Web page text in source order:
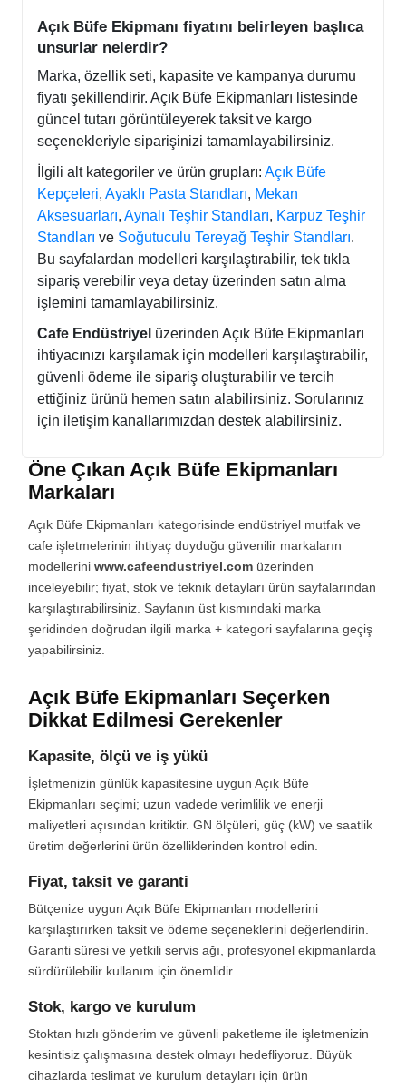
Açık Büfe Ekipmanı fiyatını belirleyen başlıca
unsurlar nelerdir?
Marka, özellik seti, kapasite ve kampanya durumu
fiyatı şekillendirir. Açık Büfe Ekipmanları listesinde
güncel tutarı görüntüleyerek taksit ve kargo
seçenekleriyle siparişinizi tamamlayabilirsiniz.
İlgili alt kategoriler ve ürün grupları: Açık Büfe
Kepçeleri, Ayaklı Pasta Standları, Mekan
Aksesuarları, Aynalı Teşhir Standları, Karpuz Teşhir
Standları ve Soğutuculu Tereyağ Teşhir Standları.
Bu sayfalardan modelleri karşılaştırabilir, tek tıkla
sipariş verebilir veya detay üzerinden satın alma
işlemini tamamlayabilirsiniz.
Cafe Endüstriyel üzerinden Açık Büfe Ekipmanları
ihtiyacınızı karşılamak için modelleri karşılaştırabilir,
güvenli ödeme ile sipariş oluşturabilir ve tercih
ettiğiniz ürünü hemen satın alabilirsiniz. Sorularınız
için iletişim kanallarımızdan destek alabilirsiniz.
Öne Çıkan Açık Büfe Ekipmanları
Markaları
Açık Büfe Ekipmanları kategorisinde endüstriyel mutfak ve
cafe işletmelerinin ihtiyaç duyduğu güvenilir markaların
modellerini www.cafeendustriyel.comüzerinden
inceleyebilir; fiyat, stok ve teknik detayları ürün sayfalarından
karşılaştırabilirsiniz. Sayfanın üst kısmındaki marka
şeridinden doğrudan ilgili marka + kategori sayfalarına geçiş
yapabilirsiniz.
Açık Büfe Ekipmanları Seçerken
Dikkat Edilmesi Gerekenler
Kapasite, ölçü ve iş yükü
İşletmenizin günlük kapasitesine uygun Açık Büfe
Ekipmanları seçimi; uzun vadede verimlilik ve enerji
maliyetleri açısından kritiktir. GN ölçüleri, güç (kW) ve saatlik
üretim değerlerini ürün özelliklerinden kontrol edin.
Fiyat, taksit ve garanti
Bütçenize uygun Açık Büfe Ekipmanları modellerini
karşılaştırırken taksit ve ödeme seçeneklerini değerlendirin.
Garanti süresi ve yetkili servis ağı, profesyonel ekipmanlarda
sürdürülebilir kullanım için önemlidir.
Stok, kargo ve kurulum
Stoktan hızlı gönderim ve güvenli paketleme ile işletmenizin
kesintisiz çalışmasına destek olmayı hedefliyoruz. Büyük
cihazlarda teslimat ve kurulum detayları için ürün